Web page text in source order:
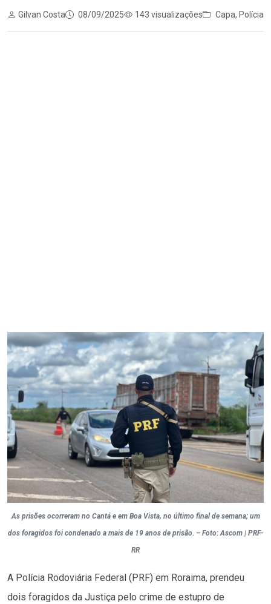
Gilvan Costa 08/09/2025 143 visualizações Capa, Polícia
As prisões ocorreram no Cantá e em Boa Vista, no último final de semana; um
dos foragidos foi condenado a mais de 19 anos de prisão. – Foto: Ascom | PRF-
RR
A Polícia Rodoviária Federal (PRF) em Roraima, prendeu
dois foragidos da Justiça pelo crime de estupro de